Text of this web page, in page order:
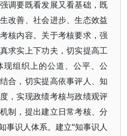
调要既看发展又看基础，既
改善、社会进步、生态效益
核内容。关于考核要求，强
求实上下功夫，切实提高工
组织上的公道、公平、公
合，切实提高依事评人、知
，实现政绩考核与政绩观评
制，提出建立日常考核、分
事识人体系。建立“知事识人